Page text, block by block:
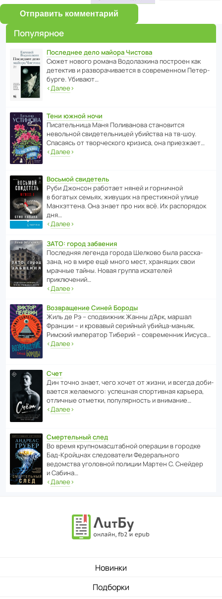
Отправить комментарий
Популярное
Последнее дело майора Чистова
Сюжет нового романа Водо­ла­з­кина пост­роен как
дете­ктив и разво­ра­чи­ва­ется в совре­менном Пете­р­
бурге. Убивают…
‹Далее›
Тени южной ночи
Писа­тель­ница Маня Поли­ва­нова стано­вится
невольной свиде­тель­ницей убийства на тв-шоу.
Спасаясь от твор­че­с­кого кризиса, она приезжает…
‹Далее›
Восьмой свидетель
Руби Джонсон рабо­тает няней и горни­чной
в богатых семьях, живущих на прес­ти­жной улице
Манх­эт­тена. Она знает про них всё. Их распо­рядок
дня…
‹Далее›
ЗАТО: город забвения
После­дняя легенда города Шелково была расска­
зана, но в мире ещё много мест, хранящих свои
мрачные тайны. Новая группа иска­телей
приключений…
‹Далее›
Возвращение Синей Бороды
Жиль де Рэ – спод­ви­жник Жанны д’Арк, маршал
Франции – и кровавый серийный убийца-маньяк.
Римский импе­ратор Тиберий – совре­менник Иисуса…
‹Далее›
Счет
Дин точно знает, чего хочет от жизни, и всегда доби­
ва­ется жела­е­мого: успе­шная спор­ти­вная карьера,
отли­чные отметки, попу­ля­р­ность и внимание…
‹Далее›
Смертельный след
Во время круп­но­мас­ш­та­бной операции в городке
Бад‑Крой­цнах следо­ва­тели Феде­раль­ного
ведомства уголо­вной полиции Мартен С. Снейдер
и Сабина…
‹Далее›
Новинки
Подборки